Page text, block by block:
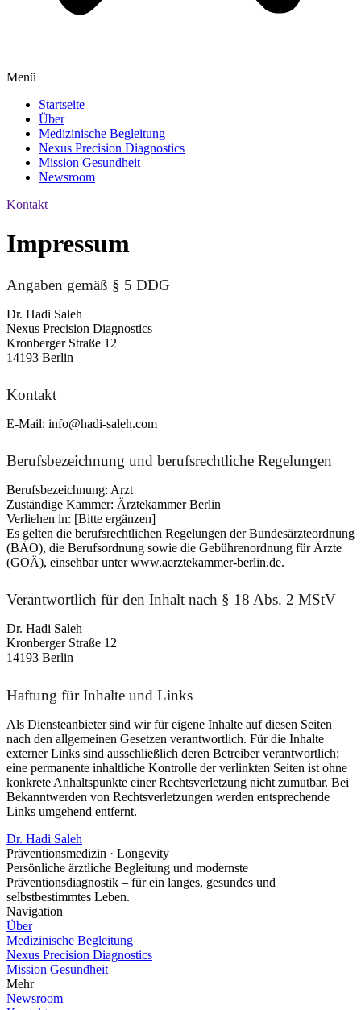
Menü
Startseite
Über
Medizinische Begleitung
Nexus Precision Diagnostics
Mission Gesundheit
Newsroom
Kontakt
Impressum
Angaben gemäß § 5 DDG
Dr. Hadi Saleh
Nexus Precision Diagnostics
Kronberger Straße 12
14193 Berlin
Kontakt
E-Mail: info@hadi-saleh.com
Berufsbezeichnung und berufsrechtliche Regelungen
Berufsbezeichnung: Arzt
Zuständige Kammer: Ärztekammer Berlin
Verliehen in: [Bitte ergänzen]
Es gelten die berufsrechtlichen Regelungen der Bundesärzteordnung
(BÄO), die Berufsordnung sowie die Gebührenordnung für Ärzte
(GOÄ), einsehbar unter www.aerztekammer-berlin.de.
Verantwortlich für den Inhalt nach § 18 Abs. 2 MStV
Dr. Hadi Saleh
Kronberger Straße 12
14193 Berlin
Haftung für Inhalte und Links
Als Diensteanbieter sind wir für eigene Inhalte auf diesen Seiten
nach den allgemeinen Gesetzen verantwortlich. Für die Inhalte
externer Links sind ausschließlich deren Betreiber verantwortlich;
eine permanente inhaltliche Kontrolle der verlinkten Seiten ist ohne
konkrete Anhaltspunkte einer Rechtsverletzung nicht zumutbar. Bei
Bekanntwerden von Rechtsverletzungen werden entsprechende
Links umgehend entfernt.
Dr. Hadi Saleh
Präventionsmedizin · Longevity
Persönliche ärztliche Begleitung und modernste
Präventionsdiagnostik – für ein langes, gesundes und
selbstbestimmtes Leben.
Navigation
Über
Medizinische Begleitung
Nexus Precision Diagnostics
Mission Gesundheit
Mehr
Newsroom